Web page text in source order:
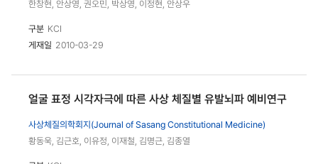
한창현, 안상영, 권오민, 박상영, 이정현, 안상우
구분 KCI
게재일 2010-03-29
얼굴 표정 시각자극에 따른 사상 체질별 유발뇌파 예비연구
사상체질의학회지(Journal of Sasang Constitutional Medicine)
황동욱, 김근호, 이유정, 이재철, 김명근, 김종열